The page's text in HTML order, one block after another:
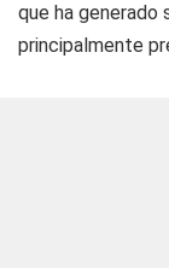
que ha generado
principalmente